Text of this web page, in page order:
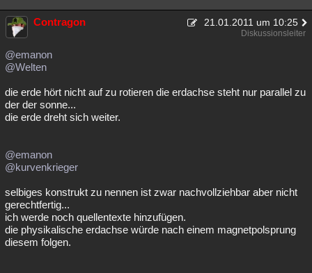
Contragon 21.01.2011 um 10:25
Diskussionsleiter
@emanon
@Welten
die erde hört nicht auf zu rotieren die erdachse steht nur parallel zu
der der sonne...
die erde dreht sich weiter.
@emanon
@kurvenkrieger
selbiges konstrukt zu nennen ist zwar nachvollziehbar aber nicht
gerechtfertig...
ich werde noch quellentexte hinzufügen.
die physikalische erdachse würde nach einem magnetpolsprung
diesem folgen.